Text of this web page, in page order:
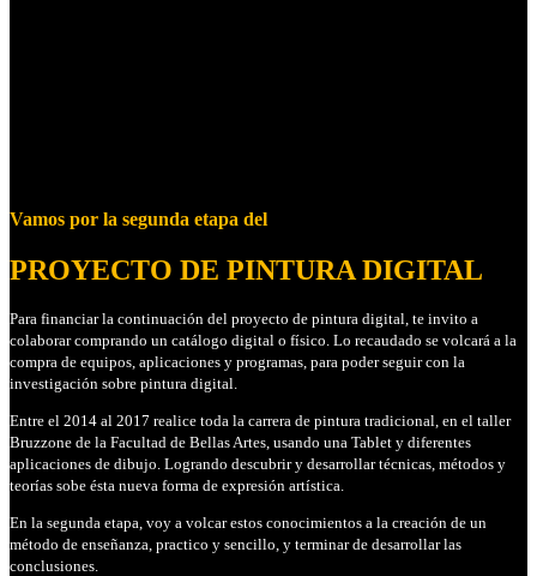
Vamos por la segunda etapa del
PROYECTO DE PINTURA DIGITAL
Para financiar la continuación del proyecto de pintura digital, te invito a
colaborar comprando un catálogo digital o físico. Lo recaudado se volcará a la
compra de equipos, aplicaciones y programas, para poder seguir con la
investigación sobre pintura digital.
Entre el 2014 al 2017 realice toda la carrera de pintura tradicional, en el taller
Bruzzone de la Facultad de Bellas Artes, usando una Tablet y diferentes
aplicaciones de dibujo. Logrando descubrir y desarrollar técnicas, métodos y
teorías sobe ésta nueva forma de expresión artística.
En la segunda etapa, voy a volcar estos conocimientos a la creación de un
método de enseñanza, practico y sencillo, y terminar de desarrollar las
conclusiones.